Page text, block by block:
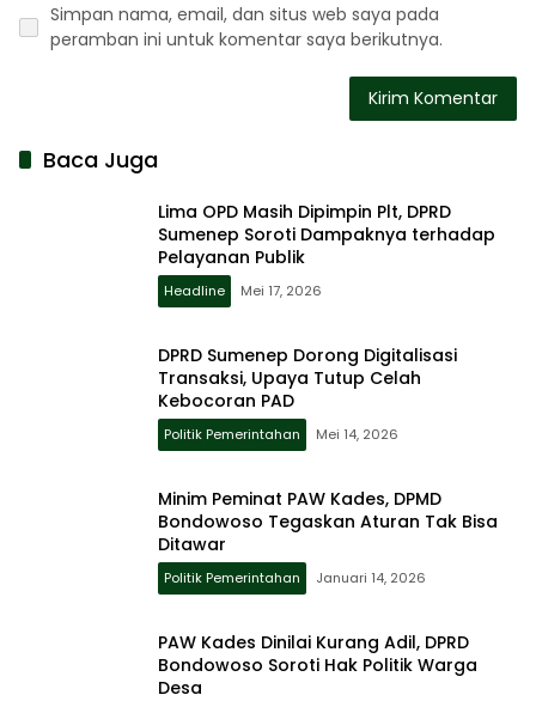
Simpan nama, email, dan situs web saya pada
peramban ini untuk komentar saya berikutnya.
Baca Juga
Lima OPD Masih Dipimpin Plt, DPRD
Sumenep Soroti Dampaknya terhadap
Pelayanan Publik
Headline Mei 17, 2026
DPRD Sumenep Dorong Digitalisasi
Transaksi, Upaya Tutup Celah
Kebocoran PAD
Politik Pemerintahan Mei 14, 2026
Minim Peminat PAW Kades, DPMD
Bondowoso Tegaskan Aturan Tak Bisa
Ditawar
Politik Pemerintahan Januari 14, 2026
PAW Kades Dinilai Kurang Adil, DPRD
Bondowoso Soroti Hak Politik Warga
Desa